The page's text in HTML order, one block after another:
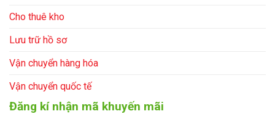
Cho thuê kho
Lưu trữ hồ sơ
Vận chuyển hàng hóa
Vận chuyển quốc tế
Đăng kí nhận mã khuyến mãi